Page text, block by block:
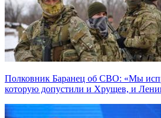
Полковник Баранец об СВО: «Мы
которую допустили и Хрущев, и